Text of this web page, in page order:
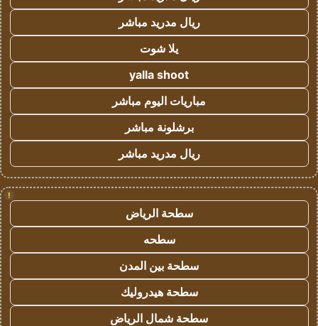
ريال مدريد مباشر
يلا شوت
yalla shoot
مباريات اليوم مباشر
برشلونة مباشر
ريال مدريد مباشر
!
سطحة الرياض
سطحه
سطحة بين المدن
سطحة هيدروليك
سطحة شمال الرياض